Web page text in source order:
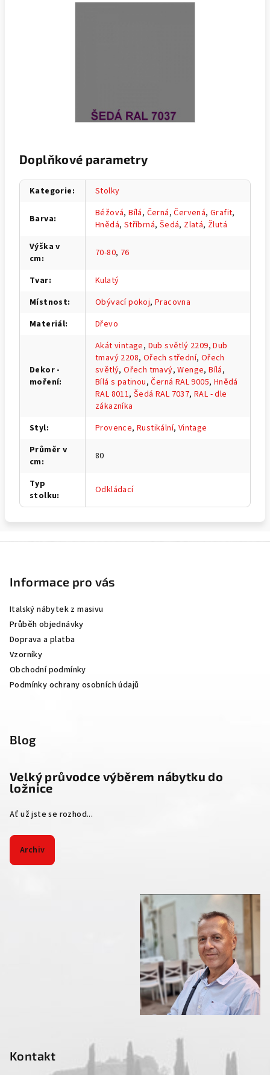
Doplňkové parametry
Kategorie: Stolky
Barva: Béžová,Bílá, Černá,Červená,Grafit,
Hnědá, Stříbrná, Šedá, Zlatá, Žlutá
Výška v
cm: 70-80, 76
Tvar:
Kulatý
Místnost: Obývací pokoj,Pracovna
Materiál: Dřevo
Dekor -
moření:
Akát vintage, Dub světlý 2209,Dub
tmavý 2208, Ořech střední, Ořech
světlý,Ořech tmavý,Wenge,Bílá,
Bílá s patinou,Černá RAL 9005, Hnědá
RAL 8011,Šedá RAL 7037,RAL - dle
zákazníka
Styl: Provence,Rustikální, Vintage
Průměr v
cm: 80
Typ
stolku: Odkládací
Informace pro vás
Italský nábytek z masivu
Průběh objednávky
Doprava a platba
Vzorníky
Obchodní podmínky
Podmínky ochrany osobních údajů
Blog
Velký průvodce výběrem nábytku do
ložnice
Ať už jste se rozhod...
Archiv
Kontakt